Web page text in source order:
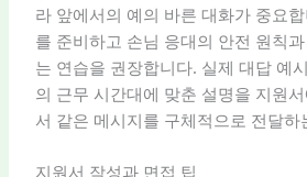
라 앞에서의 예의 바른 대화가 중요
를 준비하고 손님 응대의 안전 원칙
는 연습을 권장합니다. 실제 대답 예
의 근무 시간대에 맞춘 설명을 지원
서 같은 메시지를 구체적으로 전달하
지원서 작성과 면접 팁